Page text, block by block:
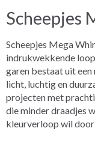
Scheepjes
Scheepjes Mega
indrukwekkende
garen bestaat uit
licht, luchtig en
projecten met
die minder draadjes
kleurverloop wil door